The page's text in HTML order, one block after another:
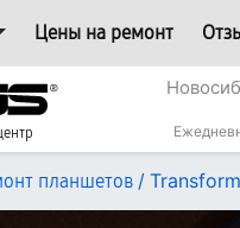
Цены на ремонт
планшетов /